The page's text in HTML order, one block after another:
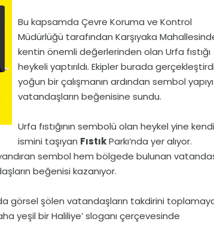
Bu kapsamda Çevre Koruma ve Kontrol
Müdürlüğü tarafından Karşıyaka
kentin önemli değerlerinden olan Urfa fıstığı
heykeli yaptırıldı. Ekipler burada
yoğun bir çalışmanın ardından sembol yapıyı
vatandaşların beğenisine sundu.
Urfa fıstığının sembolü olan heykel yine kendi
ismini taşıyan FıstıkParkı’nda yer alıyor.
sembol hem bölgede bulunan
beğenisi kazanıyor.
görsel şölen vatandaşların takdirini
yeşil bir Haliliye’ sloganı çerçevesinde
GÜNDEM